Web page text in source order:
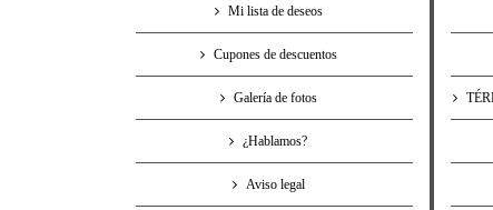
Mi lista de deseos
Cupones de descuentos
Galería de fotos
¿Hablamos?
Aviso legal